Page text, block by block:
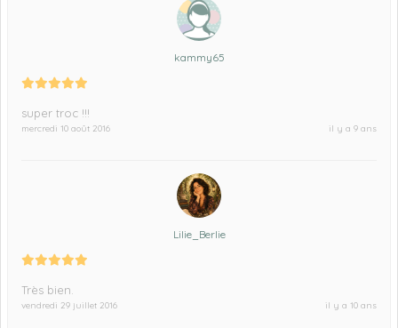
kammy65
super troc !!!
mercredi 10 août 2016 il y a 9 ans
Lilie_Berlie
Très bien.
vendredi 29 juillet 2016 il y a 10 ans